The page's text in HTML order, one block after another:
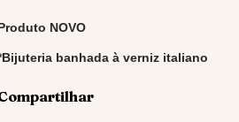
NOVO
banhada à verniz italiano